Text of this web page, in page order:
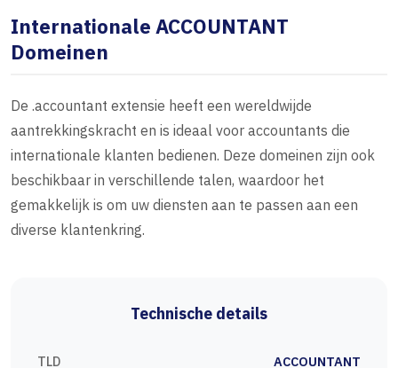
Internationale ACCOUNTANT
Domeinen
De .accountant extensie heeft een wereldwijde
aantrekkingskracht en is ideaal voor accountants die
internationale klanten bedienen. Deze domeinen zijn ook
beschikbaar in verschillende talen, waardoor het
gemakkelijk is om uw diensten aan te passen aan een
diverse klantenkring.
Technische details
TLD ACCOUNTANT